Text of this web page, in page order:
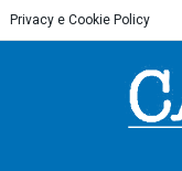
Privacy e Cookie Policy